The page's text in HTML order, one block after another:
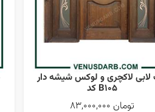
لابی لاکچری و لوکس شیشه دار
کد B105
83,000,000 تومان